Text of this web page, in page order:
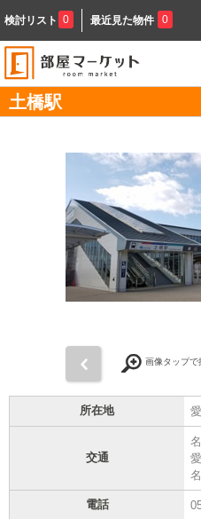
検討リスト 0 最近見た物件 0
土橋駅
画像タップで
所在地
交通
電話